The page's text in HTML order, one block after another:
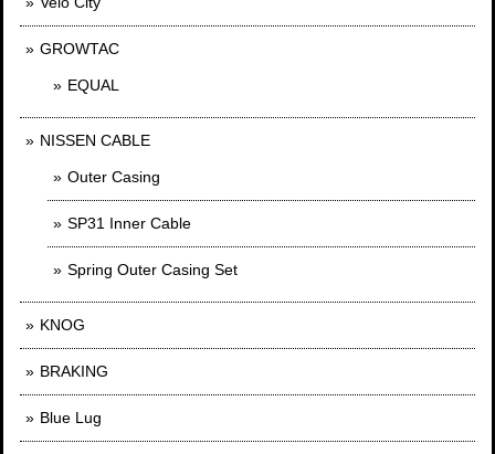
GROWTAC
EQUAL
NISSEN CABLE
Outer Casing
SP31 Inner Cable
Spring Outer Casing Set
KNOG
BRAKING
Blue Lug